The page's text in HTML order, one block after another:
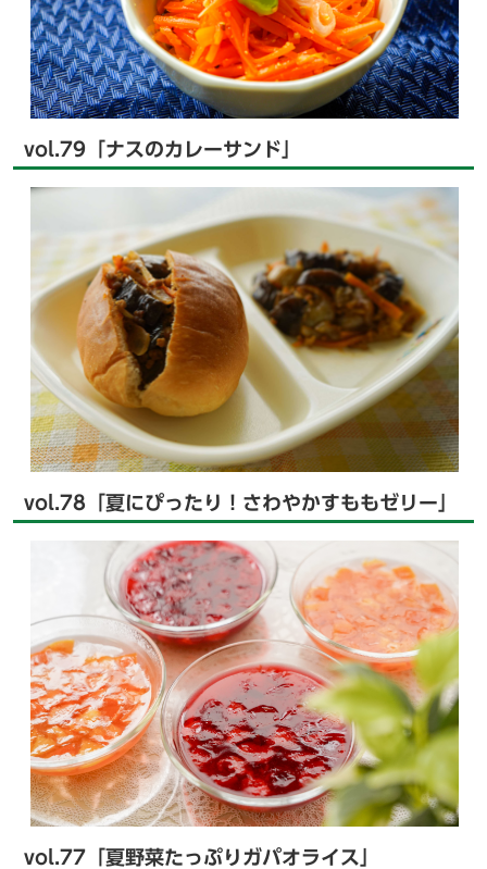
vol.79「ナスのカレーサンド」
vol.78「夏にぴったり！さわやかすももゼリー」
vol.77「夏野菜たっぷりガパオライス」